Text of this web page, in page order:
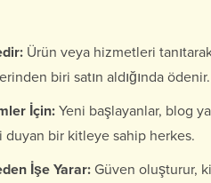
Ürün veya hizmetleri
biri satın aldığında ödenir.
İçin:Yeni başlayanlar, blog
duyan bir kitleye sahip herkes.
İşe Yarar: Güven oluşturur,